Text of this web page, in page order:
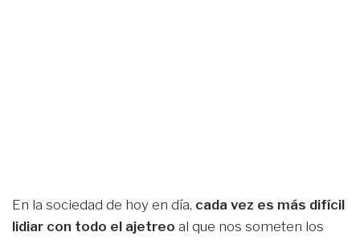
En la sociedad de hoy en día, cada vez es más difícil
lidiar con todo el ajetreo al que nos someten los